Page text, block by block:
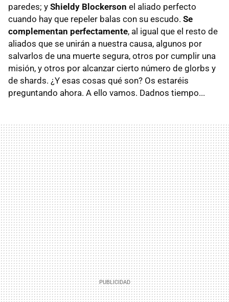
paredes; y Shieldy Blockerson el aliado perfecto
cuando hay que repeler balas con su escudo. Se
complementan perfectamente, al igual que el resto de
aliados que se unirán a nuestra causa, algunos por
salvarlos de una muerte segura, otros por cumplir una
misión, y otros por alcanzar cierto número de glorbs y
de shards. ¿Y esas cosas qué son? Os estaréis
preguntando ahora. A ello vamos. Dadnos tiempo...